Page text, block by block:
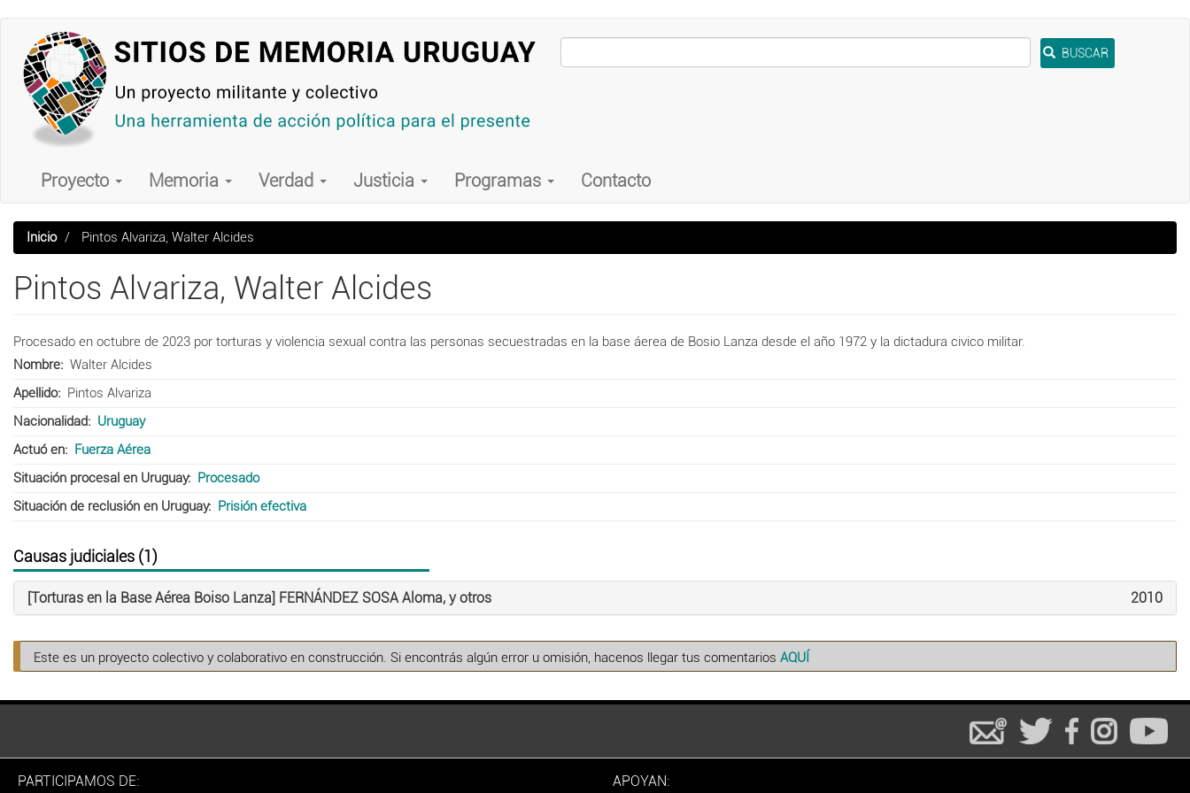
contenido
principal
BUSCAR
Main
navigation
Proyecto Memoria Verdad Justicia Programas Contacto
Inicio Pintos Alvariza, Walter Alcides
Pintos Alvariza, Walter Alcides
Procesado en octubre de 2023 por torturas y violencia sexual contra las personas secuestradas en la base áerea de Bosio Lanza desde el año 1972 y la dictadura civico militar.
Nombre
Walter Alcides
Apellido
Pintos Alvariza
Nacionalidad
Uruguay
Actuó en
Fuerza Aérea
Situación procesal en Uruguay
Procesado
Situación de reclusión en Uruguay
Prisión efectiva
Causas judiciales (1)
[Torturas en la Base Aérea Boiso Lanza] FERNÁNDEZ SOSA Aloma, y otros 2010
Este es un proyecto colectivo y colaborativo en construcción. Si encontrás algún error u omisión, hacenos llegar tus comentarios AQUÍ
PARTICIPAMOS DE: APOYAN: